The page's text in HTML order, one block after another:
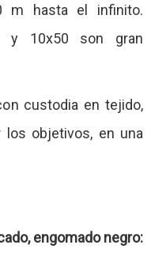
m hasta el infinito.
y 10x50 son gran
custodia en tejido,
los objetivos, en una
engomado negro: